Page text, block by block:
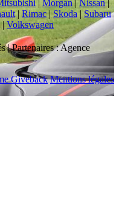
| Morgan|Nissan|
| Rimac|Skoda | Subaru
|Volkswagen
| Partenaires : Agence
Giveback Mentions légales